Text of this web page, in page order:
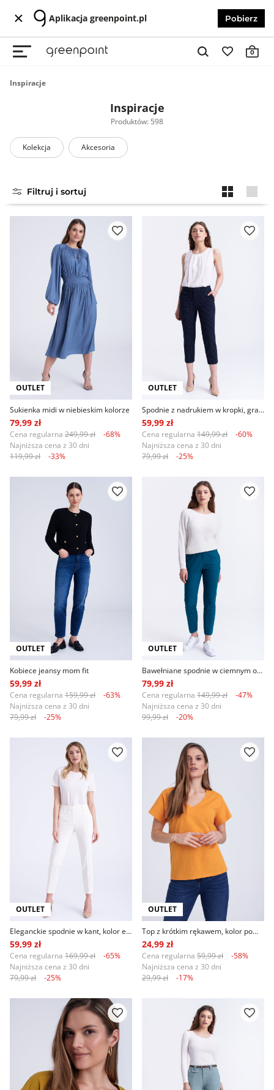
Aplikacja greenpoint.pl Pobierz
0
Inspiracje
Inspiracje
Produktów: 598
Kolekcja Akcesoria
Filtruj i sortuj
OUTLET
Sukienka midi w niebieskim kolorze
79,99 zł
Cena regularna 249,99 zł
-68%
Najniższa cena z 30 dni
119,99 zł
-33%
OUTLET
Spodnie z nadrukiem w kropki, granat
59,99 zł
Cena regularna 149,99 zł
-60%
Najniższa cena z 30 dni
79,99 zł
-25%
OUTLET
Kobiece jeansy mom fit
59,99 zł
Cena regularna 159,99 zł
-63%
Najniższa cena z 30 dni
79,99 zł
-25%
OUTLET
Bawełniane spodnie w ciemnym odcieniu turkusu
79,99 zł
Cena regularna 149,99 zł
-47%
Najniższa cena z 30 dni
99,99 zł
-20%
OUTLET
Eleganckie spodnie w kant, kolor ecru
59,99 zł
Cena regularna 169,99 zł
-65%
Najniższa cena z 30 dni
79,99 zł
-25%
OUTLET
Top z krótkim rękawem, kolor pomarańczowy
24,99 zł
Cena regularna 59,99 zł
-58%
Najniższa cena z 30 dni
29,99 zł
-17%